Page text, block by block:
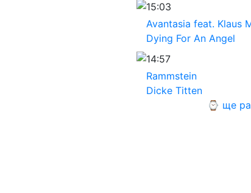
15:03
Avantasia feat. Klaus
Dying For An Angel
14:57
Rammstein
Dicke Titten
⌚ ще